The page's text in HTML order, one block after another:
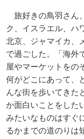
旅好きの鳥羽さん
ク、イスラエル、ハ
北京、ジャマイカ
で過ごした。「海外
屋やマーケットをの
何がどこにあって、
んな街を歩いてきた
か面白いことをした
みたいなものはすぐ
るかまでの道のりは